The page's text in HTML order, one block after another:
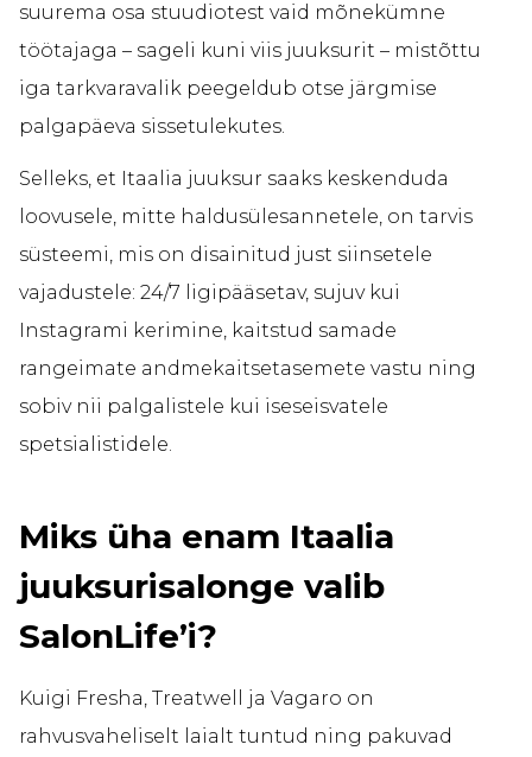
suurema osa stuudiotest vaid mõnekümne
töötajaga – sageli kuni viis juuksurit – mistõttu
iga tarkvaravalik peegeldub otse järgmise
palgapäeva sissetulekutes.
Selleks, et Itaalia juuksur saaks keskenduda
loovusele, mitte haldusülesannetele, on tarvis
süsteemi, mis on disainitud just siinsetele
vajadustele: 24/7 ligipääsetav, sujuv kui
Instagrami kerimine, kaitstud samade
rangeimate andmekaitsetasemete vastu ning
sobiv nii palgalistele kui iseseisvatele
spetsialistidele.
Miks üha enam Itaalia
juuksurisalonge valib
SalonLife’i?
Kuigi Fresha, Treatwell ja Vagaro on
rahvusvaheliselt laialt tuntud ning pakuvad